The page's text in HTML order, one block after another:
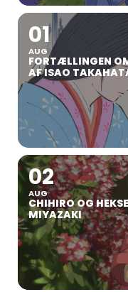
01
AUG
FORTÆLLINGEN
AF ISAO
02
AUG
CHIHIRO OG
MIYAZAKI